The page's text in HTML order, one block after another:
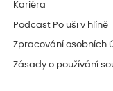
Kariéra
Podcast Po uši v hlíně
Zpracování osobních
Zásady o používání